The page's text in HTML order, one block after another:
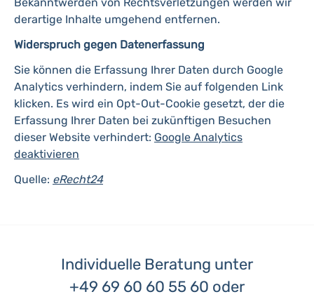
derartige Inhalte umgehend entfernen.
Widerspruch gegen Datenerfassung
Sie können die Erfassung Ihrer Daten durch Google
Analytics verhindern, indem Sie auf folgenden Link
klicken. Es wird ein Opt-Out-Cookie gesetzt, der die
Erfassung Ihrer Daten bei zukünftigen Besuchen
dieser Website verhindert: Google Analytics
deaktivieren
Quelle: eRecht24
Individuelle Beratung unter
+49 69 60 60 55 60 oder